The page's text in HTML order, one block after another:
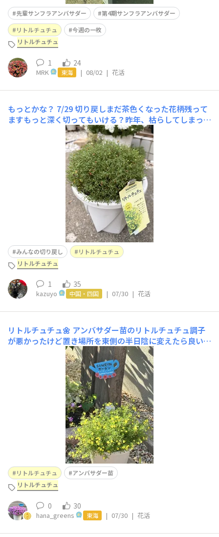
先輩サンフラアンバサダー
第4期サンフラアンバサダー
リトルチュチュ
今週の一枚
リトルチュチュ
1 24
MRK 東海 | 08/02 | 花活
もっとかな？ 7/29 切り戻しまだ茶色くなった花柄残って
ますもっと深く切ってもいける？昨年、枯らしてしまった
ので おっかなびっくりで バッサリいけないワタシ😓
ほんとは もっとやっちゃいたいんだけどね😆カット前
みんなの切り戻し
リトルチュチュ
リトルチュチュ
1 35
kazuyo 中国・四国 | 07/30 | 花活
リトルチュチュ🌼 アンバサダー苗のリトルチュチュ調子
が悪かったけど置き場所を東側の半日陰に変えたら良い感
じになってきました🌼このまま枯れてしまうのかと心配で
したのでホッとしました😮‍💨
リトルチュチュ
アンバサダー苗
リトルチュチュ
0 30
hana_greens 東海 | 07/30 | 花活